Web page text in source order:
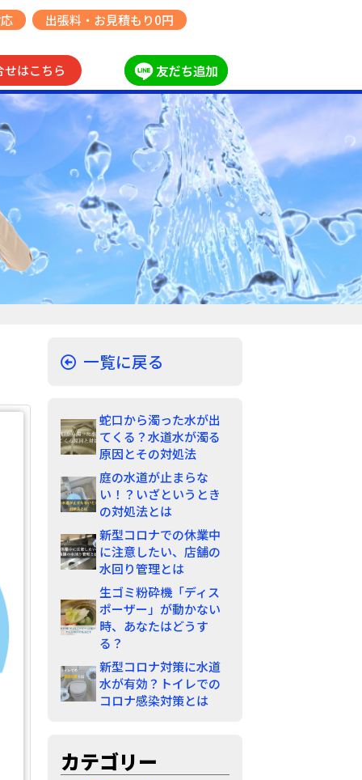
出張料・お見積もり0円
せはこちら
一覧に戻る
蛇口から濁った水が出
てくる？水道水が濁る
原因とその対処法
庭の水道が止まらな
い！？いざというとき
の対処法とは
新型コロナでの休業中
に注意したい、店舗の
水回り管理とは
生ゴミ粉砕機「ディス
ポーザー」が動かない
時、あなたはどうす
る？
新型コロナ対策に水道
水が有効？トイレでの
コロナ感染対策とは
カテゴリー